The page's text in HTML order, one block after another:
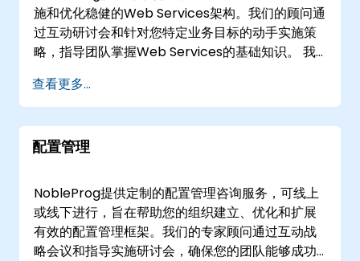
施和优化稳健的Web Services架构。我们的顾问通
过互动研讨会和针对您特定业务目标的动手实施策
略，指导团队掌握Web Services的基础知识。 我
训利用安全的交互式远程桌面环境，促进实时协作
和解决方案部署。对于现场项目，我们的顾问直接
在您所在的设施或我们专门的NobleProg企业中心
工作。 与NobleProg合作，加速您的数字化转型，
全性，并符合行业最佳实践。 NobleProg -- 您的
本地咨询合作伙伴
查看更多...
配置管理
NobleProg提供定制的配置管理咨询服务，可线上
或线下进行，旨在帮助您的组织建立、优化和扩展
有效的配置管理框架。我们的专家顾问通过互动战
略会议和指导实施研讨会，确保您的团队能够成功